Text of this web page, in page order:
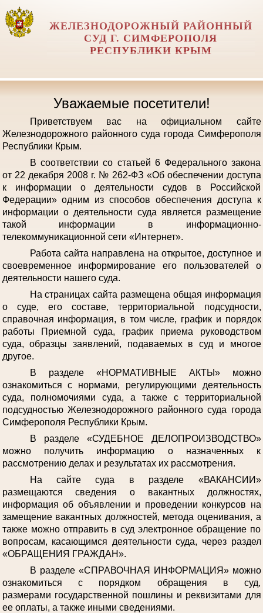
ЖЕЛЕЗНОДОРОЖНЫЙ РАЙОННЫЙ
СУД Г. СИМФЕРОПОЛЯ
РЕСПУБЛИКИ КРЫМ
Уважаемые посетители!
Приветствуем вас на официальном сайте
Железнодорожного районного суда города Симферополя
Республики Крым.
В соответствии со статьей 6 Федерального закона
от 22 декабря 2008 г. № 262-ФЗ «Об обеспечении доступа
к информации о деятельности судов в Российской
Федерации» одним из способов обеспечения доступа к
информации о деятельности суда является размещение
такой информации в информационно-
телекоммуникационной сети «Интернет».
Работа сайта направлена на открытое, доступное и
своевременное информирование его пользователей о
деятельности нашего суда.
На страницах сайта размещена общая информация
о суде, его составе, территориальной подсудности,
справочная информация, в том числе, график и порядок
работы Приемной суда, график приема руководством
суда, образцы заявлений, подаваемых в суд и многое
другое.
В разделе «НОРМАТИВНЫЕ АКТЫ» можно
ознакомиться с нормами, регулирующими деятельность
суда, полномочиями суда, а также с территориальной
подсудностью Железнодорожного районного суда города
Симферополя Республики Крым.
В разделе «СУДЕБНОЕ ДЕЛОПРОИЗВОДСТВО»
можно получить информацию о назначенных к
рассмотрению делах и результатах их рассмотрения.
На сайте суда в разделе «ВАКАНСИИ»
размещаются сведения о вакантных должностях,
информация об объявлении и проведении конкурсов на
замещение вакантных должностей, метода оценивания, а
также можно отправить в суд электронное обращение по
вопросам, касающимся деятельности суда, через раздел
«ОБРАЩЕНИЯ ГРАЖДАН».
В разделе «СПРАВОЧНАЯ ИНФОРМАЦИЯ» можно
ознакомиться с порядком обращения в суд,
размерами государственной пошлины и реквизитами для
ее оплаты, а также иными сведениями.